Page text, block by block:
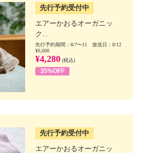
先行予約受付中
エアーかおるオーガニッ
ク...
先行予約期間：8/7〜11 放送日：8/12
¥6,600
¥4,280 (税込)
35%OFF
先行予約受付中
エアーかおるオーガニッ